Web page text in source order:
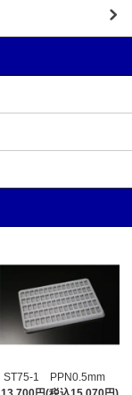
ST75-1 PPN0.5mm